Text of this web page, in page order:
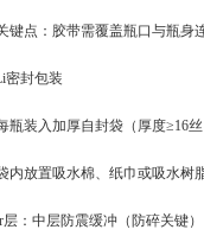
键点：胶带需覆盖瓶口与瓶身
密封包装
瓶装入加厚自封袋（厚度≥16
内放置吸水棉、纸巾或吸水树
层：中层防震缓冲（防碎关键）